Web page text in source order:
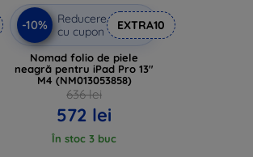
-10%
Reducere
cu cupon
EXTRA10
Nomad folio de piele
neagră pentru iPad Pro 13"
M4 (NM013053858)
636 lei
572 lei
În stoc 3 buc